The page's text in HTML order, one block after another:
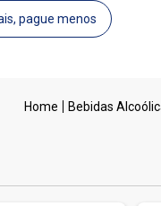
pague menos
Bebidas